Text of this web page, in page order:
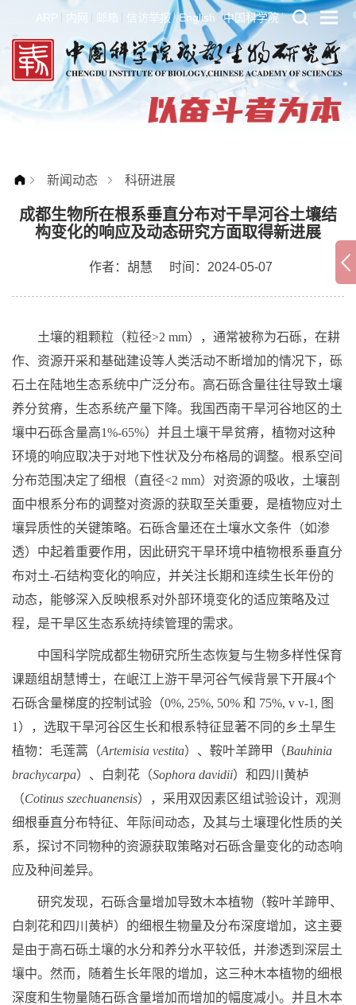
ARP 内网 邮箱 信访举报 English 中国科学院
新闻动态 科研进展
成都生物所在根系垂直分布对干旱河谷土壤结
构变化的响应及动态研究方面取得新进展
作者： 胡慧 时间：2024-05-07
土壤的粗颗粒（粒径>2 mm），通常被称为石砾，在耕
作、资源开采和基础建设等人类活动不断增加的情况下，砾
石土在陆地生态系统中广泛分布。高石砾含量往往导致土壤
养分贫瘠，生态系统产量下降。我国西南干旱河谷地区的土
壤中石砾含量高1%-65%）并且土壤干旱贫瘠，植物对这种
环境的响应取决于对地下性状及分布格局的调整。根系空间
分布范围决定了细根（直径<2 mm）对资源的吸收，土壤剖
面中根系分布的调整对资源的获取至关重要，是植物应对土
壤异质性的关键策略。石砾含量还在土壤水文条件（如渗
透）中起着重要作用，因此研究干旱环境中植物根系垂直分
布对土-石结构变化的响应，并关注长期和连续生长年份的
动态，能够深入反映根系对外部环境变化的适应策略及过
程，是干旱区生态系统持续管理的需求。
中国科学院成都生物研究所生态恢复与生物多样性保育
课题组胡慧博士，在岷江上游干旱河谷气候背景下开展4个
石砾含量梯度的控制试验（0%, 25%, 50% 和 75%, v v-1 , 图
1 ），选取干旱河谷区生长和根系特征显著不同的乡土旱生
植物：毛莲蒿（Artemisia vestita）、鞍叶羊蹄甲（Bauhinia
brachycarpa）、白刺花（Sophora davidii）和四川黄栌
（Cotinus szechuanensis），采用双因素区组试验设计，观测
细根垂直分布特征、年际间动态，及其与土壤理化性质的关
系，探讨不同物种的资源获取策略对石砾含量变化的动态响
应及种间差异。
研究发现，石砾含量增加导致木本植物（鞍叶羊蹄甲、
白刺花和四川黄栌）的细根生物量及分布深度增加，这主要
是由于高石砾土壤的水分和养分水平较低，并渗透到深层土
壤中。然而，随着生长年限的增加，这三种木本植物的细根
深度和生物量随石砾含量增加而增加的幅度减小。并且木本